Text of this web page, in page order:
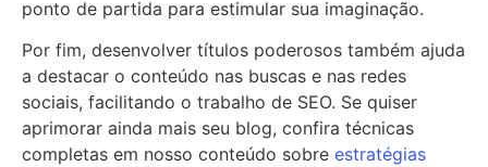
ponto de partida para estimular sua imaginação.
Por fim, desenvolver títulos poderosos também ajuda
a destacar o conteúdo nas buscas e nas redes
sociais, facilitando o trabalho de SEO. Se quiser
aprimorar ainda mais seu blog, confira técnicas
completas em nosso conteúdo sobre estratégias